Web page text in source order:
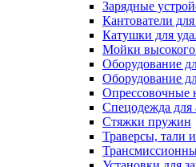
Зарядные
Кантователи
Катушки для
Мойки высокого
Оборудование
Оборудование
Опрессовочные
Спецодежда для
Стяжки пружин
Траверсы, тали